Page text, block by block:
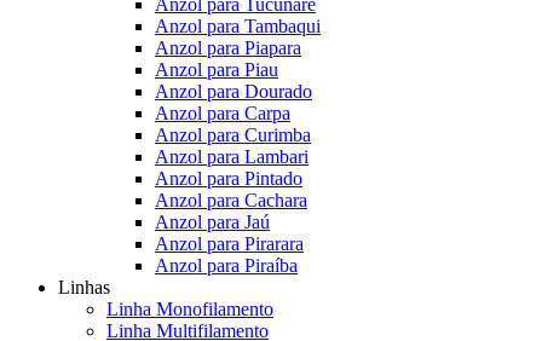
Anzol para Tucunaré
Anzol para Tambaqui
Anzol para Piapara
Anzol para Piau
Anzol para Dourado
Anzol para Carpa
Anzol para Curimba
Anzol para Lambari
Anzol para Pintado
Anzol para Cachara
Anzol para Jaú
Anzol para Pirarara
Anzol para Piraíba
Linhas
Linha Monofilamento
Linha Multifilamento